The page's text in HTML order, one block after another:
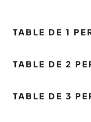
TABLE DE 1
TABLE DE 2
TABLE DE 3